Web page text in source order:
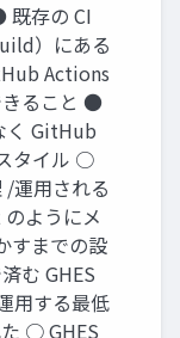
既存の CI
）にある
Actions
きること ●
く GitHub
タイル ○
/運用される
ようにメ
すまでの設
む GHES
用する最低
○ GHES